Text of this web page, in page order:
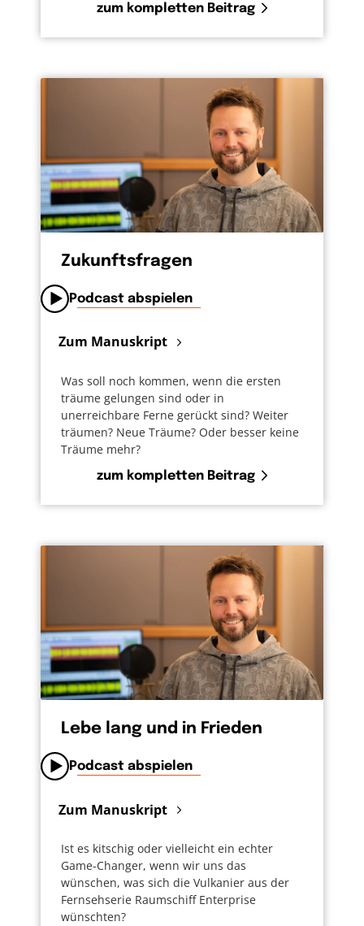
zum kompletten Beitrag
Zukunftsfragen
Podcast abspielen
Zum Manuskript
Was soll noch kommen, wenn die ersten
träume gelungen sind oder in
unerreichbare Ferne gerückt sind? Weiter
träumen? Neue Träume? Oder besser keine
Träume mehr?
zum kompletten Beitrag
Lebe lang und in Frieden
Podcast abspielen
Zum Manuskript
Ist es kitschig oder vielleicht ein echter
Game-Changer, wenn wir uns das
wünschen, was sich die Vulkanier aus der
Fernsehserie Raumschiff Enterprise
wünschten?